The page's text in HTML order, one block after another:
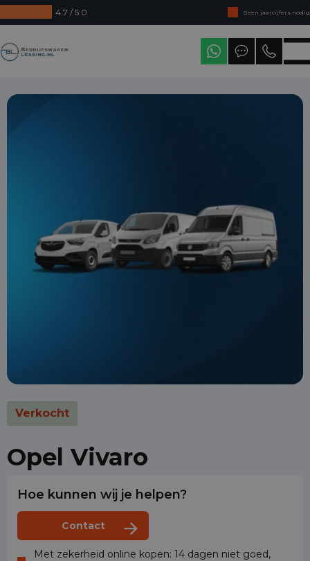
4.7 / 5.0
Geen jaarcijfers nodig
Direct uit voorraad leverbaar
Levering in heel Nederland
Verkocht
Opel Vivaro
Hoe kunnen wij je helpen?
Contact
Met zekerheid online kopen: 14 dagen niet goed,